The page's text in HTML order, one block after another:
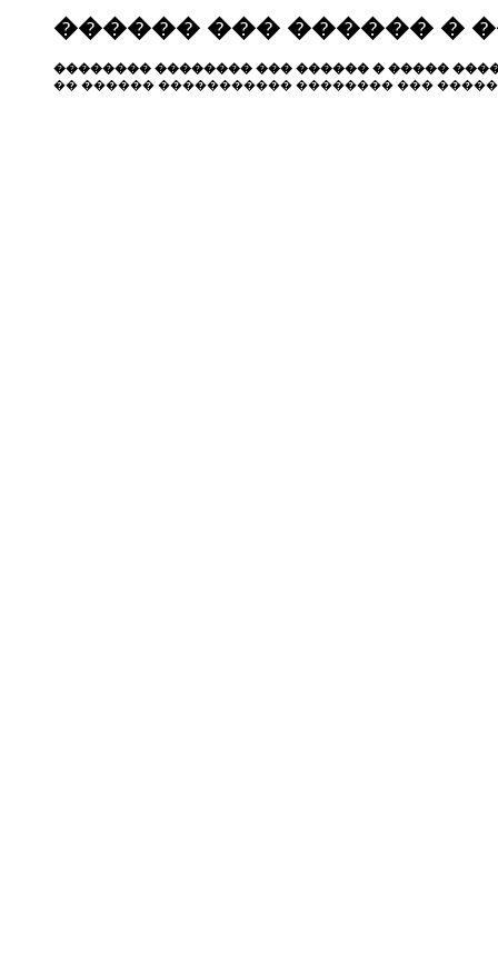
������ ��� ������ �
�������� �������� ��� ������ � �����
�� ������ ����������� �������� ���